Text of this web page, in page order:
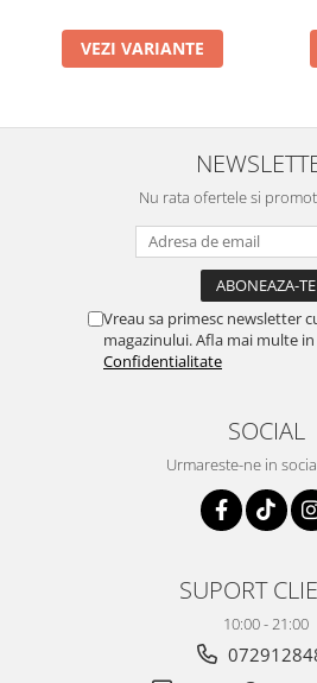
VEZI VARIANTE
Nu rata ofertele si
Vreau sa primesc newsletter
magazinului. Afla mai multe in
Confidentialitate
SOCIAL
Urmareste-ne in
SUPORT
10:00 - 21:00